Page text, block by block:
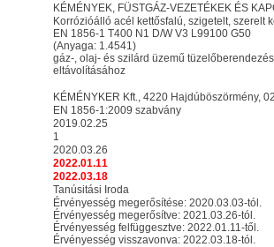
KÉMÉNYEK, FÜSTGÁZ-VEZETÉKEK ÉS
Korrózióálló acél kettősfalú, szigetelt, szerelt
EN 1856-1 T400 N1 D/W V3 L99100 G50
(Anyaga: 1.4541)
gáz-, olaj- és szilárd üzemű
eltávolításához
KÉMÉNYKER Kft., 4220 Hajdúböszörmény,
EN 1856-1:2009 szabvány
2019.02.25
1
2020.03.26
2022.01.11
2022.03.18
Tanúsitási Iroda
Érvényesség megerősítése: 2020.03.03-tól.
Érvényesség megerősítve: 2021.03.26-tól.
Érvényesség felfüggesztve: 2022.01.11-től.
Érvényesség visszavonva: 2022.03.18-tól.